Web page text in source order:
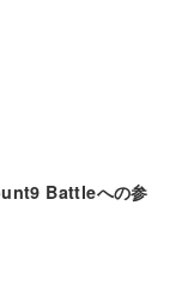
Battleへの参